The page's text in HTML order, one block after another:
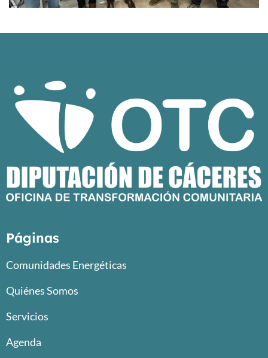
Páginas
Comunidades Energéticas
Quiénes Somos
Servicios
Agenda